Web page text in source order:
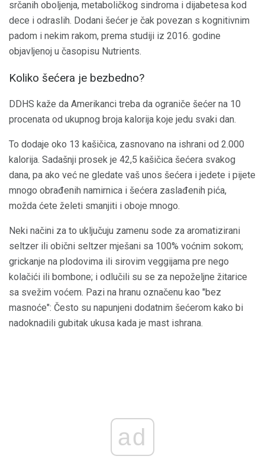
srčanih oboljenja, metaboličkog sindroma i dijabetesa kod
dece i odraslih. Dodani šećer je čak povezan s kognitivnim
padom i nekim rakom, prema studiji iz 2016. godine
objavljenoj u časopisu Nutrients.
Koliko šećera je bezbedno?
DDHS kaže da Amerikanci treba da ograniče šećer na 10
procenata od ukupnog broja kalorija koje jedu svaki dan.
To dodaje oko 13 kašičica, zasnovano na ishrani od 2.000
kalorija. Sadašnji prosek je 42,5 kašičica šećera svakog
dana, pa ako već ne gledate vaš unos šećera i jedete i pijete
mnogo obrađenih namirnica i šećera zaslađenih pića,
možda ćete želeti smanjiti i oboje mnogo.
Neki načini za to uključuju zamenu sode za aromatizirani
seltzer ili obični seltzer mješani sa 100% voćnim sokom;
grickanje na plodovima ili sirovim veggijama pre nego
kolačići ili bombone; i odlučili su se za nepoželjne žitarice
sa svežim voćem. Pazi na hranu označenu kao "bez
masnoće": Često su napunjeni dodatnim šećerom kako bi
nadoknadili gubitak ukusa kada je mast ishrana.
ad